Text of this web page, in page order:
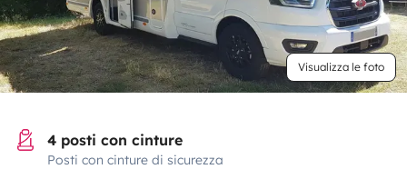
Visualizza le foto
4 posti con cinture
Posti con cinture di sicurezza